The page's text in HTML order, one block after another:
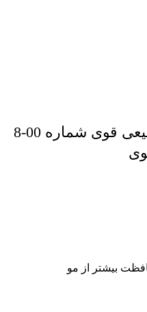
رنگ مو الوکسین سری طبیعی قوی شماره 00-8
بیشتر از مو